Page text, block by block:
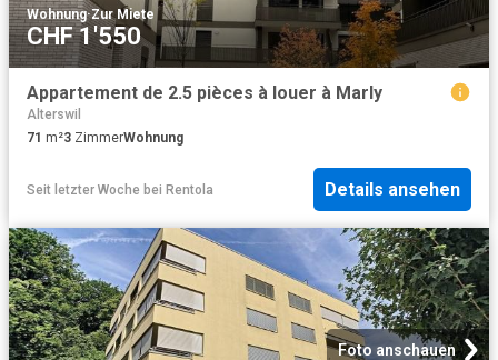
Wohnung·Zur Miete
CHF 1'550
Appartement de 2.5 pièces à louer à Marly
Alterswil
71 m²3 ZimmerWohnung
Seit letzter Woche bei Rentola Details ansehen
Foto anschauen